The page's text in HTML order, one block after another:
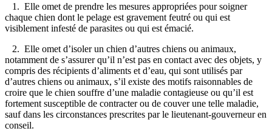
1. Elle omet de prendre les mesures appropriées pour soigner
chaque chien dont le pelage est gravement feutré ou qui est
visiblement infesté de parasites ou qui est émacié.
2. Elle omet d’isoler un chien d’autres chiens ou animaux,
notamment de s’assurer qu’il n’est pas en contact avec des objets, y
compris des récipients d’aliments et d’eau, qui sont utilisés par
d’autres chiens ou animaux, s’il existe des motifs raisonnables de
croire que le chien souffre d’une maladie contagieuse ou qu’il est
fortement susceptible de contracter ou de couver une telle maladie,
sauf dans les circonstances prescrites par le lieutenant-gouverneur en
conseil.